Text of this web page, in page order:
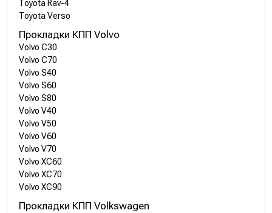
Toyota Rav-4
Toyota Verso
Прокладки КПП Volvo
Volvo C30
Volvo C70
Volvo S40
Volvo S60
Volvo S80
Volvo V40
Volvo V50
Volvo V60
Volvo V70
Volvo XC60
Volvo XC70
Volvo XC90
Прокладки КПП Volkswagen